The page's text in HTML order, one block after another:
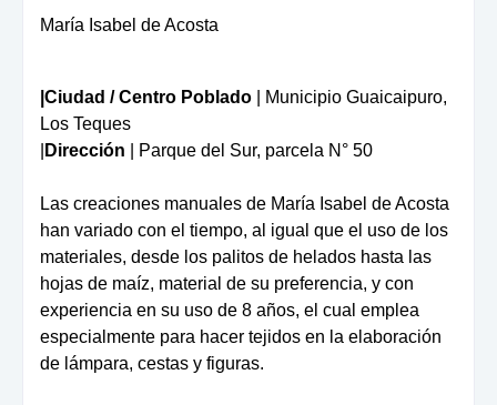
María Isabel de Acosta
Ciudad / Centro Poblado
| Municipio Guaicaipuro,
Los Teques
Dirección | Parque del Sur, parcela N° 50
Las creaciones manuales de María Isabel de Acosta
han variado con el tiempo, al igual que el uso de los
materiales, desde los palitos de helados hasta las
hojas de maíz, material de su preferencia, y con
experiencia en su uso de 8 años, el cual emplea
especialmente para hacer tejidos en la elaboración
de lámpara, cestas y figuras.